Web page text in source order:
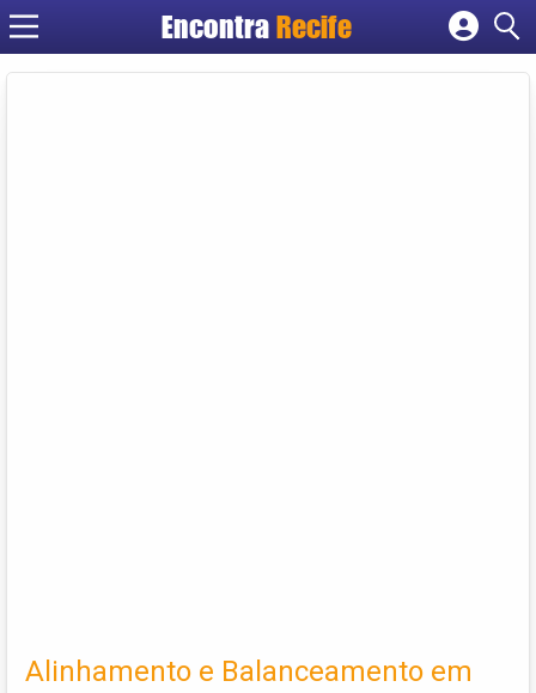
Encontra Recife
Cadastrar empresa
Alinhamento e Balanceamento em